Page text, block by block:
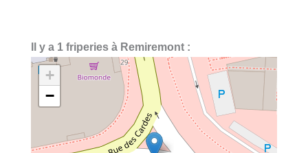
Il y a 1 friperies à Remiremont :
+
−